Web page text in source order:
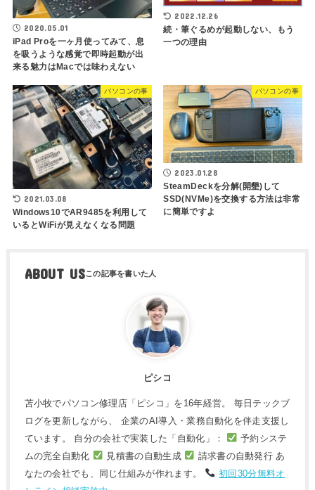
2020.05.01
iPad Proを一ヶ月使ってみて、息
を吸うような感覚で即時起動が出
来る魅力はMacでは味わえない
2022.12.26
続・筆ぐるめが起動しない、もう
一つの理由
パソコンの事
2021.03.08
Windows10でAR9485を利用して
いるとWiFiが見えなくなる問題
パソコンの事
2023.01.28
SteamDeckを分解(開墾)して
SSD(NVMe)を交換する方法は非常
に簡単ですよ
ABOUT US
ピシコ
苫小牧でパソコン修理店「ピシコ」を16年経営。 毎日テックブ
ログを更新しながら、 企業のAI導入・業務自動化を伴走支援し
ています。 自分の会社で実装した「自動化」：
予約システ
ムの完全自動化
見積書の自動生成
請求書の自動発行 あ
なたの会社でも、同じ仕組みが作れます。
初回30分無料オ